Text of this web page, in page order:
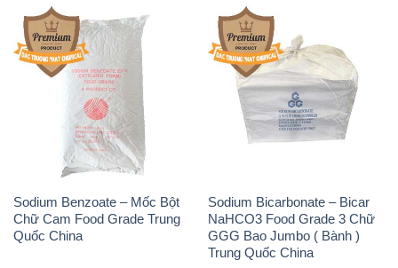
Sodium Benzoate – Mốc Bột
Chữ Cam Food Grade Trung
Quốc China
Sodium Bicarbonate – Bicar
NaHCO3 Food Grade 3 Chữ
GGG Bao Jumbo ( Bành )
Trung Quốc China